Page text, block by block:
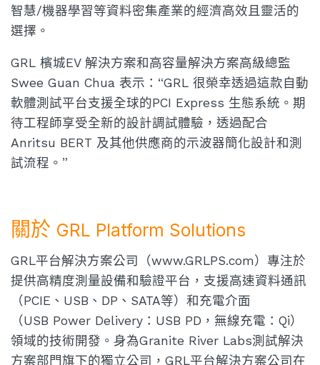
智慧/機器學習等資料密集產業的經濟高效且靈活的
選擇。
GRL 檳城EV 解決方案和高容量解決方案高級總監
Swee Guan Chua 表示：“GRL 很榮幸透過這款自動
軟體測試平台支援全球的PCI Express 生態系統。期
待工程師享受全新的設計調試體驗，透過配合
Anritsu BERT 及其他供應商的示波器簡化設計和測
試流程。”
關於 GRL Platform Solutions
GRL平台解決方案公司（www.GRLPS.com）專注於
提供高精度測量設備和驗證平台，支援高速資料通訊
（PCIE、USB、DP、SATA等）和充電介面
（USB Power Delivery：USB PD，無線充電：Qi）
領域的技術開發。身為Granite River Labs測試解決
方案部門旗下的獨立公司，GRL平台解決方案公司在